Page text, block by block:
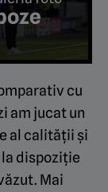
cu
am jucat un
al calității și
dispoziție
Mai